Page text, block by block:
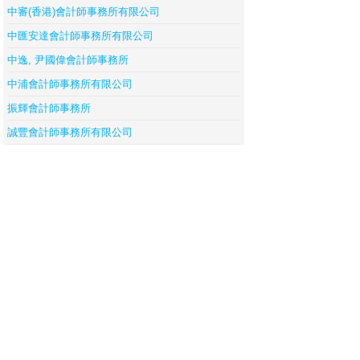
中審(香港)會計師事務所有限公司
中匯安達會計師事務所有限公司
中逸, 尹國偉會計師事務所
中浦會計師事務所有限公司
振輝會計師事務所
誠豐會計師事務所有限公司